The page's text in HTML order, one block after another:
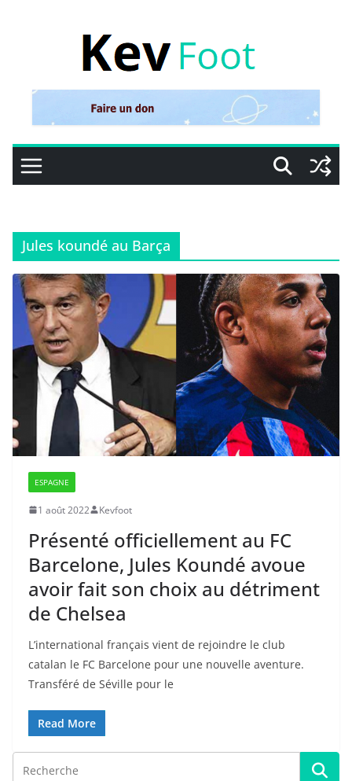
Jules koundé au Barça
ESPAGNE
1 août 2022 Kevfoot
Présenté officiellement au FC
Barcelone, Jules Koundé avoue
avoir fait son choix au détriment
de Chelsea
L’international français vient de rejoindre le club
catalan le FC Barcelone pour une nouvelle aventure.
Transféré de Séville pour le
Read More